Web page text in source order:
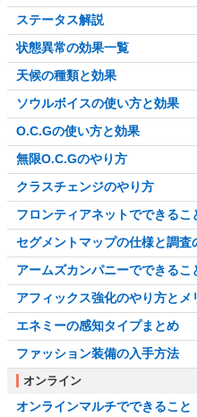
ステータス解説
状態異常の効果一覧
天候の種類と効果
ソウルボイスの使い方と効果
O.C.Gの使い方と効果
無限O.C.Gのやり方
クラスチェンジのやり方
フロンティアネットでできるこ
セグメントマップの仕様と調査
アームズカンパニーでできるこ
アフィックス強化のやり方とメ
エネミーの感知タイプまとめ
ファッション装備の入手方法
オンライン
オンラインマルチでできること